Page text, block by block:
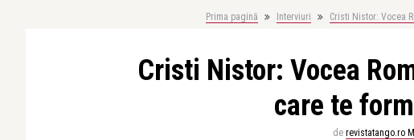
Prima pagină Interviuri Cristi Nistor: Vocea
Cristi Nistor: Vocea
care te
de revistatango.ro